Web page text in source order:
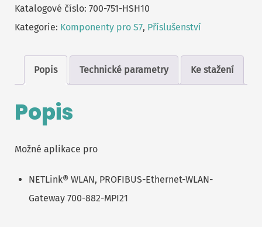
Katalogové číslo: 700-751-HSH10
Kategorie: Komponenty pro S7, Příslušenství
Popis Technické parametry Ke stažení
Popis
Možné aplikace pro
NETLink® WLAN, PROFIBUS-Ethernet-WLAN-
Gateway 700-882-MPI21